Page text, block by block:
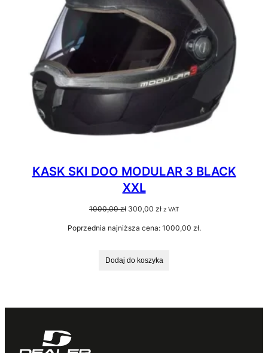
KASK SKI DOO MODULAR 3 BLACK
XXL
1000,00zł Pierwotna
wynosiła:
300,00 złAktualna
wynosi:
z VAT
Poprzednia najniższa cena: 1000,00 zł.
Dodaj do koszyka